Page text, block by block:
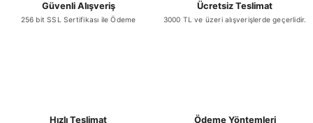
Güvenli Alışveriş
256 bit SSL Sertifikası ile Ödeme
Ücretsiz Teslimat
3000 TL ve üzeri alışverişlerde geçerlidir.
Hızlı Teslimat Ödeme Yöntemleri